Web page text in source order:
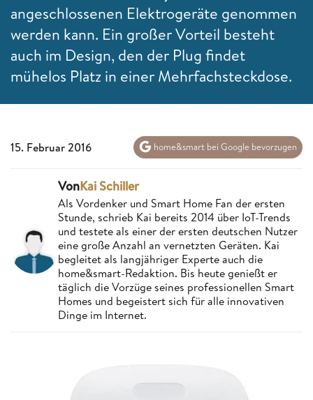
angeschlossenen Elektrogeräte genommen
werden kann. Ein großer Vorteil besteht
auch im Design, den der Plug findet
mühelos Platz in einer Mehrfachsteckdose.
15. Februar 2016 home&smart bei Google bevorzugen
VonKai Schiller
Als Vordenker und Smart Home Fan der ersten
Stunde, schrieb Kai bereits 2014 über IoT-Trends
und testete als einer der ersten deutschen Nutzer
eine große Anzahl an vernetzten Geräten. Kai
begleitet als langjähriger Experte auch die
home&smart-Redaktion. Bis heute genießt er
täglich die Vorzüge seines professionellen Smart
Homes und begeistert sich für alle innovativen
Dinge im Internet.